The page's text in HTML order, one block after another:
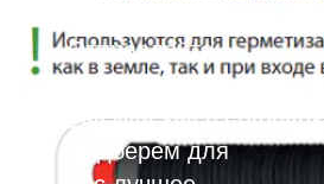
Отправляйте
запрос на почту:
sale@flexalen.company
Подберем для